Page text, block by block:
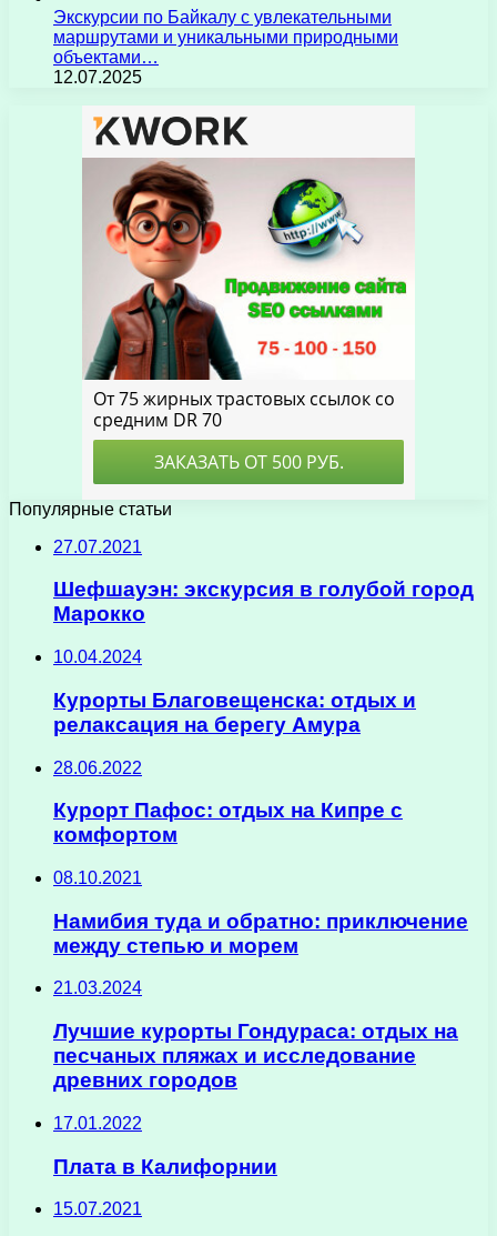
Экскурсии по Байкалу с увлекательными
маршрутами и уникальными природными
объектами…
12.07.2025
Популярные статьи
27.07.2021
Шефшауэн: экскурсия в голубой город
Марокко
10.04.2024
Курорты Благовещенска: отдых и
релаксация на берегу Амура
28.06.2022
Курорт Пафос: отдых на Кипре с
комфортом
08.10.2021
Намибия туда и обратно: приключение
между степью и морем
21.03.2024
Лучшие курорты Гондураса: отдых на
песчаных пляжах и исследование
древних городов
17.01.2022
Плата в Калифорнии
15.07.2021